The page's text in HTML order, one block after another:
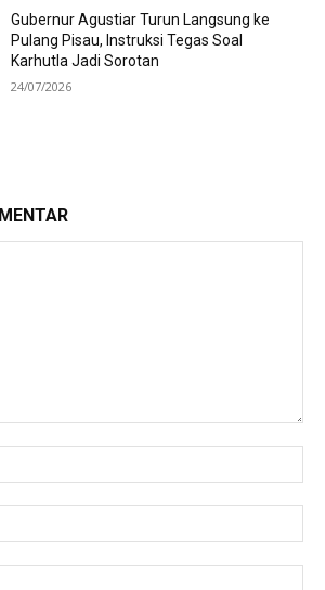
Gubernur Agustiar Turun Langsung ke
Pulang Pisau, Instruksi Tegas Soal
Karhutla Jadi Sorotan
24/07/2026